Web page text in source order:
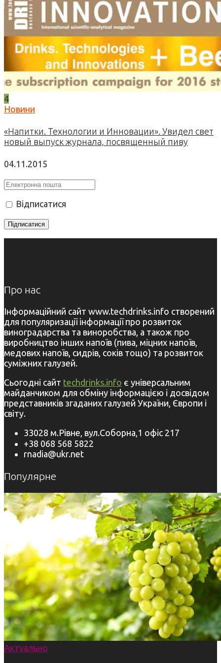
4
Новини
«Напитки. Технологии и Инновации». Увидел свет
новый выпуск журнала, посвященный пиву
04.11.2015
Відписатися
Про нас
Інформаційний сайт www.techdrinks.info створений
для популяризації інформації про розвиток
виноградарства та виноробства, а також про
виробництво інших напоїв (пива, міцних напоїв,
медових напоїв, сидрів, соків тощо) та розвиток
суміжних галузей.
Сьогодні сайт techdrinks.info є універсальним
майданчиком для обміну інформацією і досвідом
представників згаданих галузей України, Європи і
світу.
33028 м.Рівне, вул.Соборна,1 офіс 217
+38 068 568 5822
rnadia@ukr.net
Популярне
Актуально